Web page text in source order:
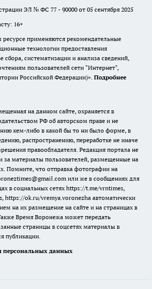
ЭЛ № ФС 77 - 90000 от 05 сентября 2025
16+
применяются рекомендательные
технологии предоставления
систематизации и анализа сведений,
пользователей сети "Интернет",
Российской Федерации)». Подробнее
на данном сайте, охраняется в
РФ об авторском праве и не
кем-либо в какой бы то ни было форме, в
распространению, переработке не иначе
правообладателя. Редакция портала не
за материалы пользователей, размещенные на
Помните, что отправка фотографии на
или же в сообщениях для
в социальных сетях https://t.me/vrntimes,
, https://ok.ru/vremya.voronezha автоматически
на их размещение на сайте и на страницах в
Время Воронежа может передать
страницы в соцсетях материалы в
публикации.
персональных данных